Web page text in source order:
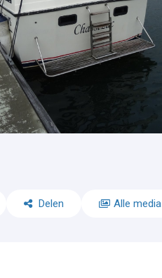
Delen Alle media